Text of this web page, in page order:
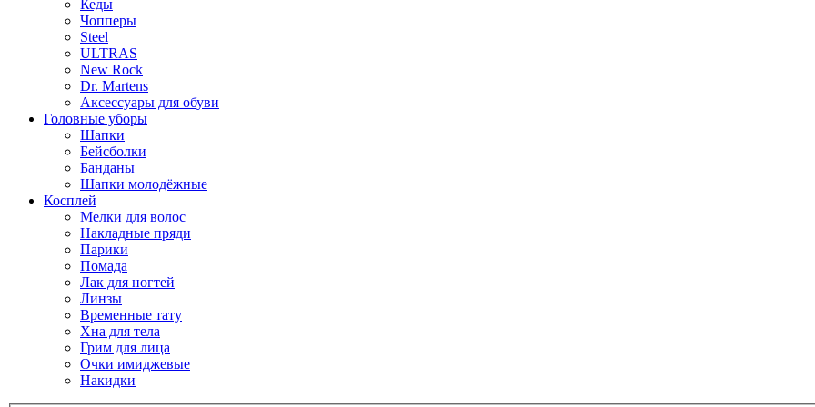
Кеды
Чопперы
Steel
ULTRAS
New Rock
Dr. Martens
Аксессуары для обуви
Головные уборы
Шапки
Бейсболки
Банданы
Шапки молодёжные
Косплей
Мелки для волос
Накладные пряди
Парики
Помада
Лак для ногтей
Линзы
Временные тату
Хна для тела
Грим для лица
Очки имиджевые
Накидки